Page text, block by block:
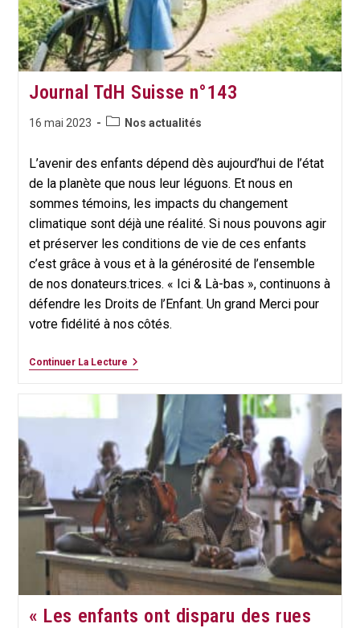
Journal TdH Suisse n°143
Publication
16 mai 2023
PostNos actualités
L’avenir des enfants dépend dès aujourd’hui de l’état
de la planète que nous leur léguons. Et nous en
sommes témoins, les impacts du changement
climatique sont déjà une réalité. Si nous pouvons agir
et préserver les conditions de vie de ces enfants
c’est grâce à vous et à la générosité de l’ensemble
de nos donateurs.trices. « Ici & Là-bas », continuons à
défendre les Droits de l’Enfant. Un grand Merci pour
votre fidélité à nos côtés.
Continuer La LectureJournal
« Les enfants ont disparu des rues